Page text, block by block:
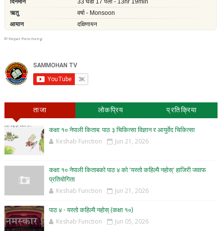
© Nepal Panchang
ताजा लोकप्रिय प्रतिक्रिया
कक्षा १० नेपाली किताब: पाठ ३ चिकित्सा विज्ञान र आयुर्वेद चिकित्सा
Keshab Function Jun 21, 2026
कक्षा १० नेपाली किताबको पाठ ४ को 'यस्तो कहिल्यै नहोस्' हाजिरी जवाफ
प्रतियोगिता
Keshab Function Jun 21, 2026
पाठ ४ - यस्तो कहिल्यै नहोस् (कक्षा १०)
Keshab Function Jun 05, 2026